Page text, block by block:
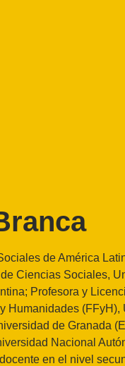
de América
Ciencias Sociales,
Profesora y
Humanidades
de Granada
Nacional
en el nivel